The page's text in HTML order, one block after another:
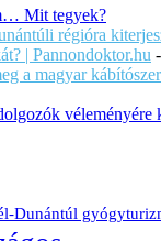
Mit tegyek?
régióra
| Pannondoktor.hu -
a magyar
véleményére
Dunántúl